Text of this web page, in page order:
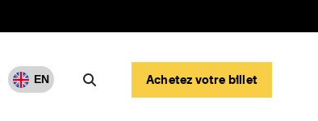
EN
Rechercher
Achetez votre billet